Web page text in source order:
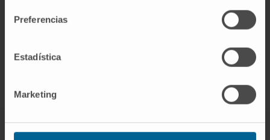
Preferencias
Estadística
Marketing
CONOZCA EL CIMA